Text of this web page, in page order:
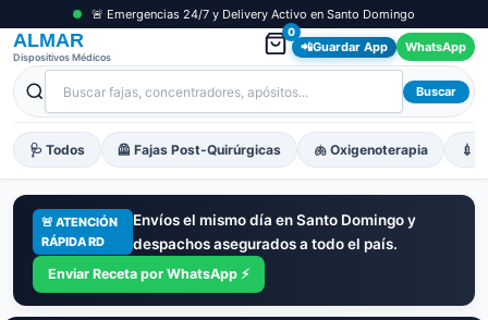
🚨 Emergencias 24/7 y Delivery Activo en Santo Domingo
ALMAR
Dispositivos Médicos
0
📲Guardar App WhatsApp
Buscar
🩺 Todos 🦺 Fajas Post-Quirúrgicas 🫁 Oxigenoterapia 💉
🚨 ATENCIÓN
RÁPIDA RD
Envíos el mismo día en Santo Domingo y
despachos asegurados a todo el país.
Enviar Receta por WhatsApp ⚡